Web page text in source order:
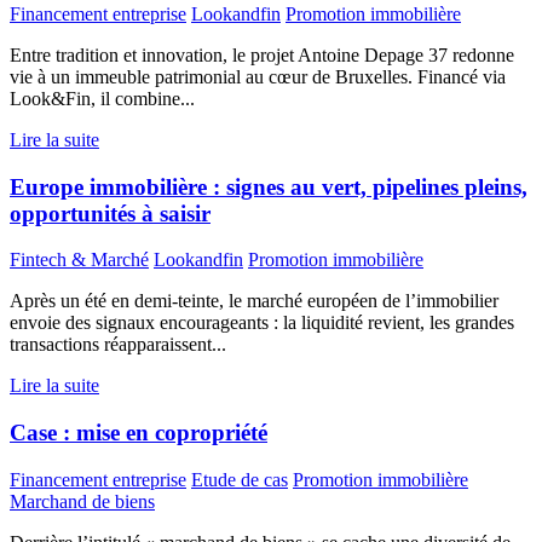
Financement entreprise Lookandfin Promotion immobilière
Entre tradition et innovation, le projet Antoine Depage 37 redonne
vie à un immeuble patrimonial au cœur de Bruxelles. Financé via
Look&Fin, il combine...
Lire la suite
Europe immobilière : signes au vert, pipelines pleins,
opportunités à saisir
Fintech & Marché Lookandfin Promotion immobilière
Après un été en demi-teinte, le marché européen de l’immobilier
envoie des signaux encourageants : la liquidité revient, les grandes
transactions réapparaissent...
Lire la suite
Case : mise en copropriété
Financement entreprise Etude de cas Promotion immobilière
Marchand de biens